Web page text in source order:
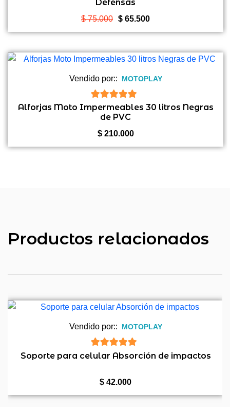
Defensas
$75.000 El
precio
era:
$ 65.500El
precio
es:
Vendido por:: MOTOPLAY
5de 5
Alforjas Moto Impermeables 30 litros Negras
de PVC
$210.000
Productos relacionados
Vendido por:: MOTOPLAY
5de 5
Soporte para celular Absorción de impactos
$ 42.000